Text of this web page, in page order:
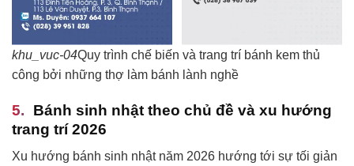
khu_vuc-04Quy trình chế biến và trang trí bánh kem thủ
công bởi những thợ làm bánh lành nghề
Bánh sinh nhật theo chủ đề và xu hướng
trang trí 2026
Xu hướng bánh sinh nhật năm 2026 hướng tới sự tối giản